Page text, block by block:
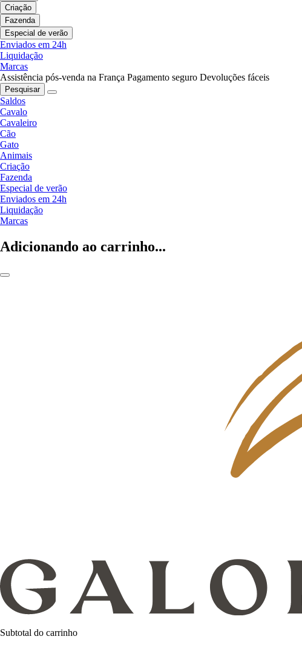
Criação
Fazenda
Especial de verão
Enviados em 24h
Liquidação
Marcas
Assistência pós-venda na França Pagamento seguro Devoluções fáceis
Pesquisar
Saldos
Cavalo
Cavaleiro
Cão
Gato
Animais
Criação
Fazenda
Especial de verão
Enviados em 24h
Liquidação
Marcas
Adicionando ao carrinho...
Subtotal do carrinho